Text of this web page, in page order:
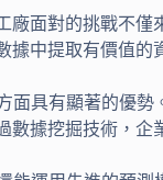
廠面對的挑戰不
中提取有價值的
面具有顯著的優
據挖掘技術，企